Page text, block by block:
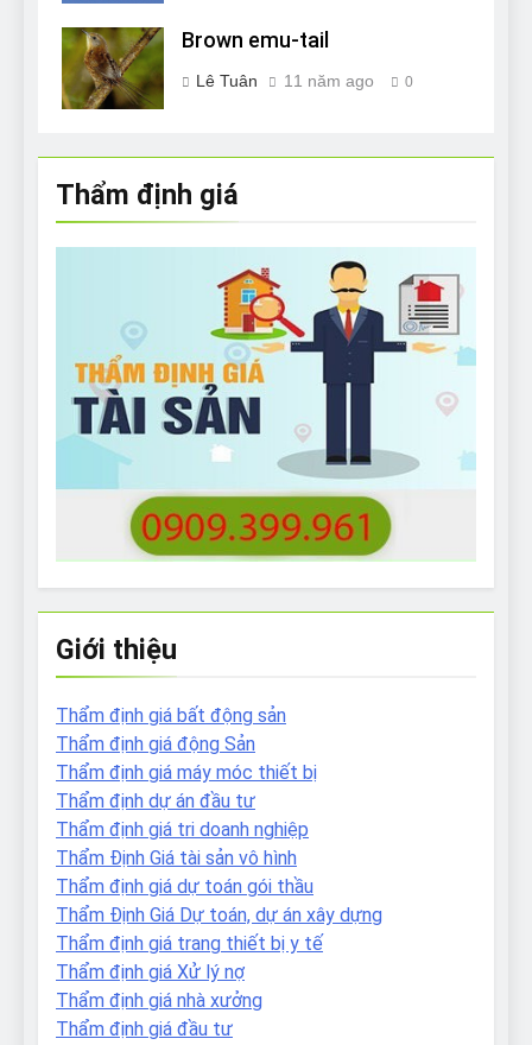
Brown emu-tail
Lê Tuân 11 năm ago 0
Thẩm định giá
Giới thiệu
Thẩm định giá bất động sản
Thẩm định giá động Sản
Thẩm định giá máy móc thiết bị
Thẩm định dự án đầu tư
Thẩm định giá tri doanh nghiệp
Thẩm Định Giá tài sản vô hình
Thẩm định giá dự toán gói thầu
Thẩm Định Giá Dự toán, dự án xây dựng
Thẩm định giá trang thiết bị y tế
Thẩm định giá Xử lý nợ
Thẩm định giá nhà xưởng
Thẩm định giá đầu tư